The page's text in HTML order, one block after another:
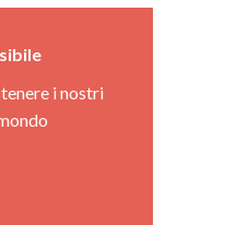
i nostri